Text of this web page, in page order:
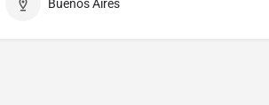
Buenos Aires